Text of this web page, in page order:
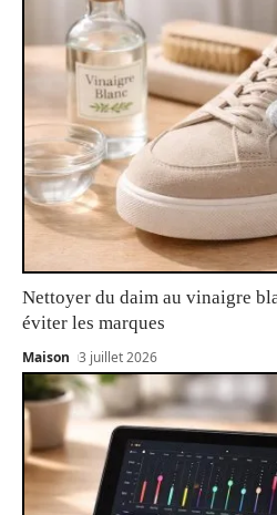
Nettoyer du daim au vinaigre
éviter les marques
Maison 3 juillet 2026